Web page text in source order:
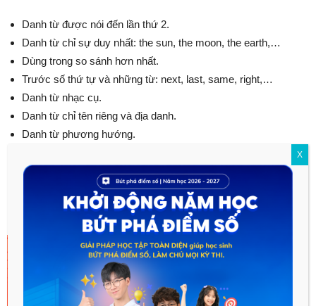
Danh từ được nói đến lần thứ 2.
Danh từ chỉ sự duy nhất: the sun, the moon, the earth,…
Dùng trong so sánh hơn nhất.
Trước số thứ tự và những từ: next, last, same, right,…
Danh từ nhạc cụ.
Danh từ chỉ tên riêng và địa danh.
Danh từ phương hướng.
Hy vọng với bài viết này sẽ giúp ích cho các em trong quá trình
học môn tiếng Anh 12.
X